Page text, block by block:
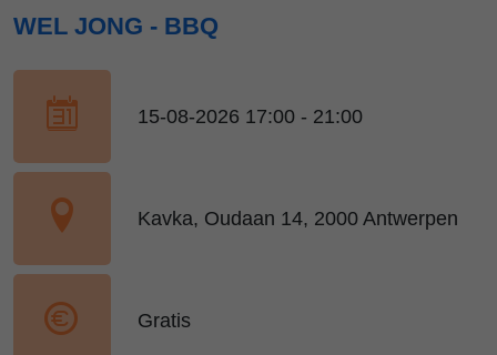
WEL JONG - BBQ
15-08-2026 17:00 - 21:00
Kavka, Oudaan 14, 2000 Antwerpen
Gratis